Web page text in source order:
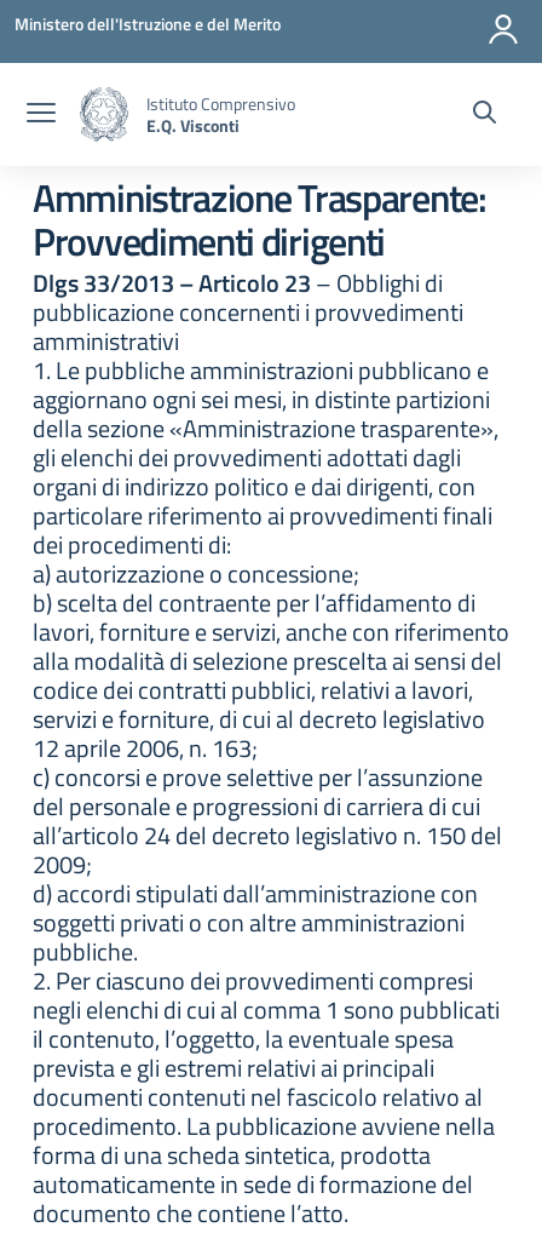
Vai ai contenuti
Vai al menu di navigazione
Vai al footer
Ministero dell'Istruzione e del Merito
Istituto Comprensivo
E.Q. Visconti
Amministrazione Trasparente:
Provvedimenti dirigenti
Dlgs 33/2013 – Articolo 23– Obblighi di
pubblicazione concernenti i provvedimenti
amministrativi
1. Le pubbliche amministrazioni pubblicano e
aggiornano ogni sei mesi, in distinte partizioni
della sezione «Amministrazione trasparente»,
gli elenchi dei provvedimenti adottati dagli
organi di indirizzo politico e dai dirigenti, con
particolare riferimento ai provvedimenti finali
dei procedimenti di:
a) autorizzazione o concessione;
b) scelta del contraente per l’affidamento di
lavori, forniture e servizi, anche con riferimento
alla modalità di selezione prescelta ai sensi del
codice dei contratti pubblici, relativi a lavori,
servizi e forniture, di cui al decreto legislativo
12 aprile 2006, n. 163;
c) concorsi e prove selettive per l’assunzione
del personale e progressioni di carriera di cui
all’articolo 24 del decreto legislativo n. 150 del
2009;
d) accordi stipulati dall’amministrazione con
soggetti privati o con altre amministrazioni
pubbliche.
2. Per ciascuno dei provvedimenti compresi
negli elenchi di cui al comma 1 sono pubblicati
il contenuto, l’oggetto, la eventuale spesa
prevista e gli estremi relativi ai principali
documenti contenuti nel fascicolo relativo al
procedimento. La pubblicazione avviene nella
forma di una scheda sintetica, prodotta
automaticamente in sede di formazione del
documento che contiene l’atto.